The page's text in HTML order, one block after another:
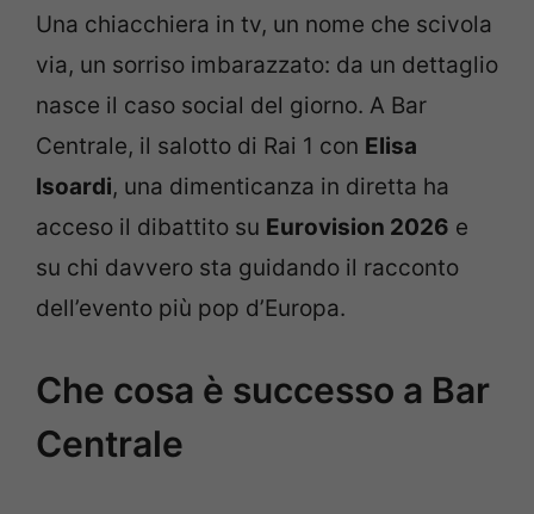
Una chiacchiera in tv, un nome che scivola
via, un sorriso imbarazzato: da un dettaglio
nasce il caso social del giorno. A Bar
Centrale, il salotto di Rai 1 con Elisa
Isoardi, una dimenticanza in diretta ha
acceso il dibattito su Eurovision 2026 e
su chi davvero sta guidando il racconto
dell’evento più pop d’Europa.
Che cosa è successo a Bar
Centrale